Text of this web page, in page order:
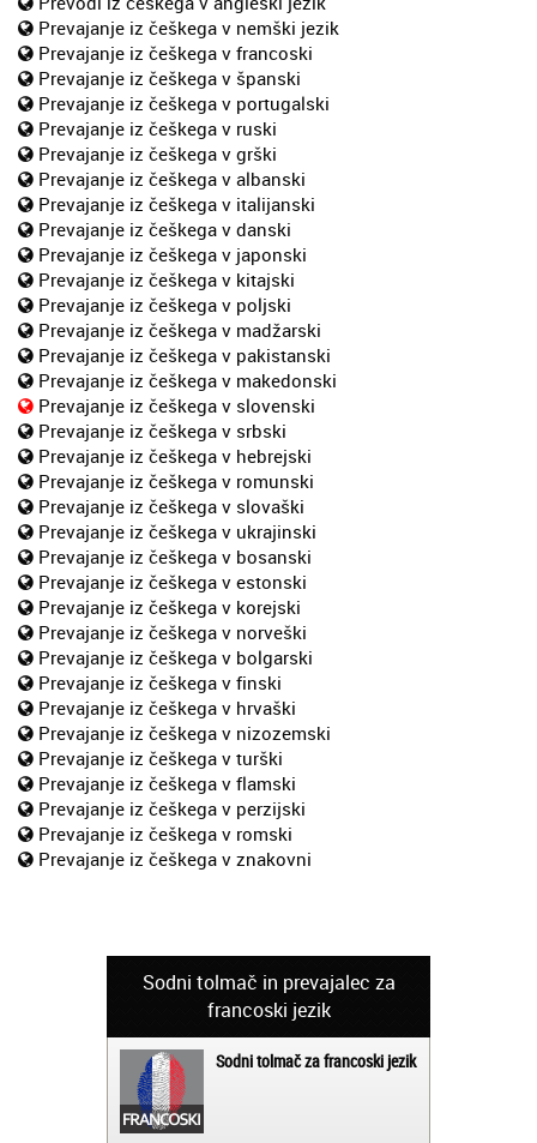
Prevajanje iz češkega v nemški jezik
Prevajanje iz češkega v francoski
Prevajanje iz češkega v španski
Prevajanje iz češkega v portugalski
Prevajanje iz češkega v ruski
Prevajanje iz češkega v grški
Prevajanje iz češkega v albanski
Prevajanje iz češkega v italijanski
Prevajanje iz češkega v danski
Prevajanje iz češkega v japonski
Prevajanje iz češkega v kitajski
Prevajanje iz češkega v poljski
Prevajanje iz češkega v madžarski
Prevajanje iz češkega v pakistanski
Prevajanje iz češkega v makedonski
Prevajanje iz češkega v slovenski
Prevajanje iz češkega v srbski
Prevajanje iz češkega v hebrejski
Prevajanje iz češkega v romunski
Prevajanje iz češkega v slovaški
Prevajanje iz češkega v ukrajinski
Prevajanje iz češkega v bosanski
Prevajanje iz češkega v estonski
Prevajanje iz češkega v korejski
Prevajanje iz češkega v norveški
Prevajanje iz češkega v bolgarski
Prevajanje iz češkega v finski
Prevajanje iz češkega v hrvaški
Prevajanje iz češkega v nizozemski
Prevajanje iz češkega v turški
Prevajanje iz češkega v flamski
Prevajanje iz češkega v perzijski
Prevajanje iz češkega v romski
Prevajanje iz češkega v znakovni
Sodni tolmač in prevajalec za
francoski jezik
Sodni tolmač za francoski jezik